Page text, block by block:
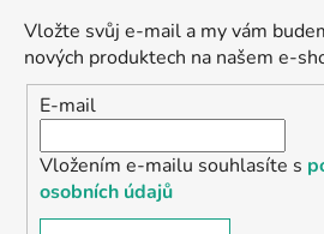
Vložte svůj e-mail a my vám
nových produktech na našem e-
E-mail
Vložením e-mailu souhlasíte s
osobních údajů